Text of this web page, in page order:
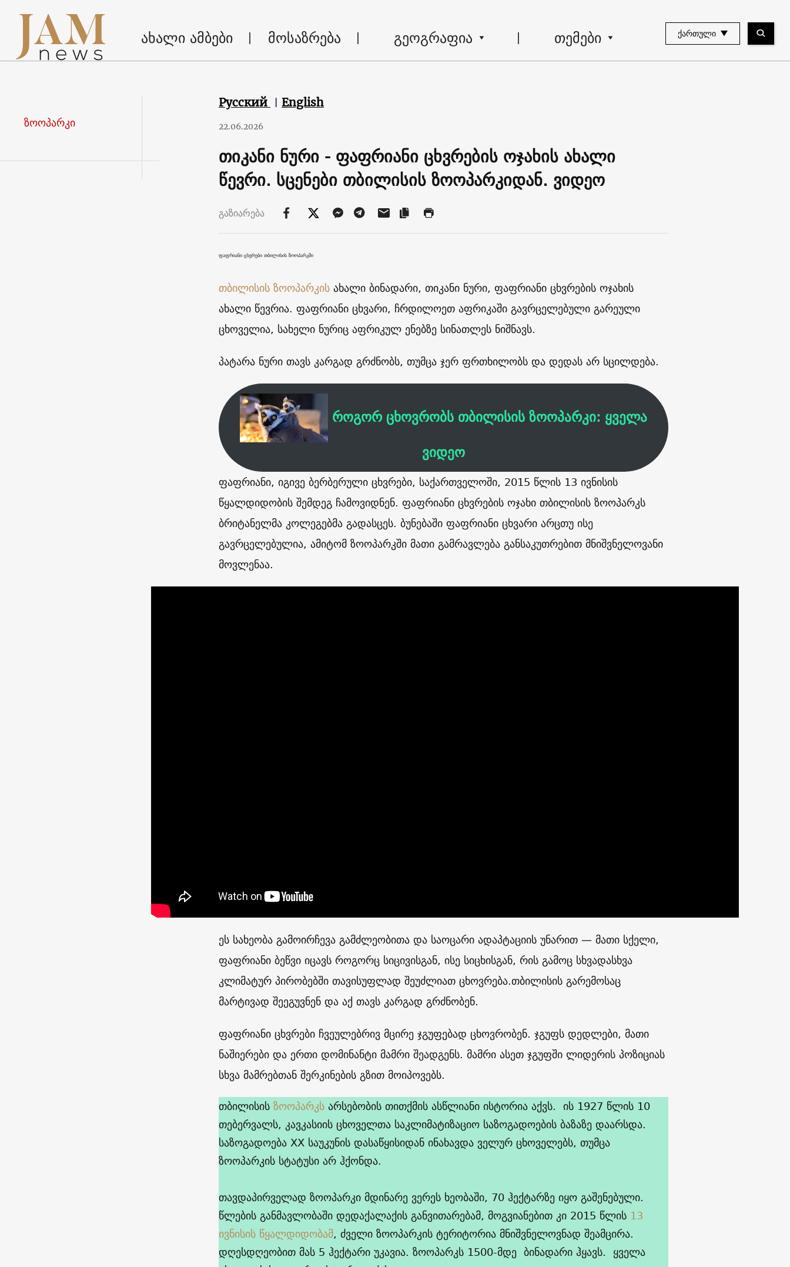
ახალი ამბები მოსაზრება გეოგრაფია თემები ᲥᲐᲠᲗᲣᲚᲘ
ზოოპარკი
Русский English
22.06.2026
თიკანი ნური - ფაფრიანი ცხვრების ოჯახის ახალი
წევრი. სცენები თბილისის ზოოპარკიდან. ვიდეო
გაზიარება
ფაფრიანი ცხვრები თბილისის ზოოპარკში
თბილისის ზოოპარკისახალი ბინადარი, თიკანი ნური, ფაფრიანი ცხვრების ოჯახის
ახალი წევრია. ფაფრიანი ცხვარი, ჩრდილოეთ აფრიკაში გავრცელებული გარეული
ცხოველია, სახელი ნურიც აფრიკულ ენებზე სინათლეს ნიშნავს.
პატარა ნური თავს კარგად გრძნობს, თუმცა ჯერ ფრთხილობს და დედას არ სცილდება.
როგორ ცხოვრობს თბილისის ზოოპარკი: ყველა
ვიდეო
ფაფრიანი, იგივე ბერბერული ცხვრები, საქართველოში, 2015 წლის 13 ივნისის
წყალდიდობის შემდეგ ჩამოვიდნენ. ფაფრიანი ცხვრების ოჯახი თბილისის ზოოპარკს
ბრიტანელმა კოლეგებმა გადასცეს. ბუნებაში ფაფრიანი ცხვარი არცთუ ისე
გავრცელებულია, ამიტომ ზოოპარკში მათი გამრავლება განსაკუთრებით მნიშვნელოვანი
მოვლენაა.
ეს სახეობა გამოირჩევა გამძლეობითა და საოცარი ადაპტაციის უნარით — მათი სქელი,
ფაფრიანი ბეწვი იცავს როგორც სიცივისგან, ისე სიცხისგან, რის გამოც სხვადასხვა
კლიმატურ პირობებში თავისუფლად შეუძლიათ ცხოვრება.თბილისის გარემოსაც
მარტივად შეეგუვნენ და აქ თავს კარგად გრძნობენ.
ფაფრიანი ცხვრები ჩვეულებრივ მცირე ჯგუფებად ცხოვრობენ. ჯგუფს დედლები, მათი
ნაშიერები და ერთი დომინანტი მამრი შეადგენს. მამრი ასეთ ჯგუფში ლიდერის პოზიციას
სხვა მამრებთან შერკინების გზით მოიპოვებს.
თბილისისზოოპარკს არსებობის თითქმის ასწლიანი ისტორია აქვს. ის 1927 წლის 10
თებერვალს, კავკასიის ცხოველთა საკლიმატიზაციო საზოგადოების ბაზაზე დაარსდა.
საზოგადოება XX საუკუნის დასაწყისიდან ინახავდა ველურ ცხოველებს, თუმცა
ზოოპარკის სტატუსი არ ჰქონდა.
თავდაპირველად ზოოპარკი მდინარე ვერეს ხეობაში, 70 ჰექტარზე იყო გაშენებული.
წლების განმავლობაში დედაქალაქის განვითარებამ, მოგვიანებით კი 2015 წლის 13
ივნისის წყალდიდობამ, ძველი ზოოპარკის ტერიტორია მნიშვნელოვნად შეამცირა.
დღესდღეობით მას 5 ჰექტარი უკავია. ზოოპარკს 1500-მდე ბინადარი ჰყავს. ყველა